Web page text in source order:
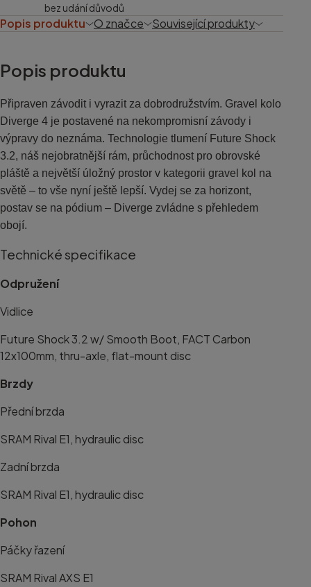
bez udání důvodů
Popis produktu O značce Související produkty
Popis produktu
Připraven závodit i vyrazit za dobrodružstvím. Gravel kolo
Diverge 4 je postavené na nekompromisní závody i
výpravy do neznáma. Technologie tlumení Future Shock
3.2, náš nejobratnější rám, průchodnost pro obrovské
pláště a největší úložný prostor v kategorii gravel kol na
světě – to vše nyní ještě lepší. Vydej se za horizont,
postav se na pódium – Diverge zvládne s přehledem
obojí.
Technické specifikace
Odpružení
Vidlice
Future Shock 3.2 w/ Smooth Boot, FACT Carbon
12x100mm, thru-axle, flat-mount disc
Brzdy
Přední brzda
SRAM Rival E1, hydraulic disc
Zadní brzda
SRAM Rival E1, hydraulic disc
Pohon
Páčky řazení
SRAM Rival AXS E1